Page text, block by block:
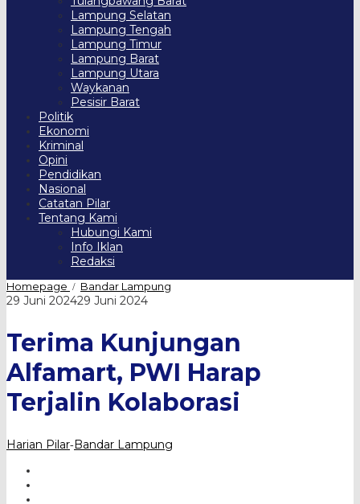
Lampung Selatan
Lampung Tengah
Lampung Timur
Lampung Barat
Lampung Utara
Waykanan
Pesisir Barat
Politik
Ekonomi
Kriminal
Opini
Pendidikan
Nasional
Catatan Pilar
Tentang Kami
Hubungi Kami
Info Iklan
Redaksi
Homepage / Bandar Lampung
Harap
Terjalin
Kolaborasi
29 Juni 202429 Juni 2024oleh
Pilar
Terima Kunjungan
Alfamart, PWI Harap
Terjalin Kolaborasi
Harian Pilar-Bandar Lampung